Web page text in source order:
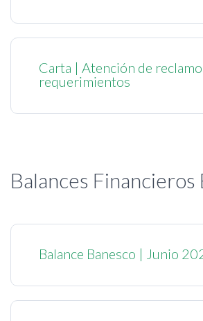
Carta | Atención de
requerimientos
Balances Financieros
Balance Banesco | Junio